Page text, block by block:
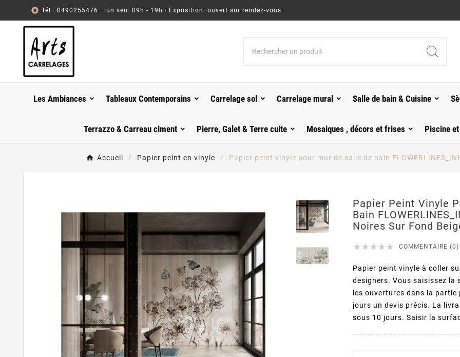
 Tél : 0490255476 - lun ven: 09h - 19h - Exposition: ouvert sur rendez-vous
Les Ambiances Tableaux Contemporains Carrelage sol Carrelage mural Salle de bain & Cuisine
Terrazzo & Carreau ciment Pierre, Galet & Terre cuite Mosaiques , décors et frises Piscine
Accueil Papier peint en vinyle Papier peint vinyle pour mur de salle de bain
Papier Peint Vinyle
Bain
Noires Sur Fond
     COMMENTAIRE (0)
Papier peint vinyle à coller
designers. Vous saisissez la
les ouvertures dans la
jours un devis précis. La
sous 10 jours. Saisir la